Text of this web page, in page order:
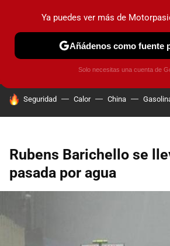
PRUEBAS COCHES ELÉCTRICOS
HOY SE HABLA DE
Seguridad Calor China
Rubens Barichello se
pasada por agua
Ya puedes ver más de
Añádenos como fuente
Solo necesitas una cuenta de